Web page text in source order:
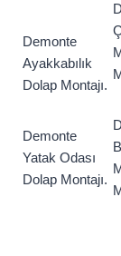
Demonte
Ayakkabılık
Dolap Montajı.
Demonte
Yatak Odası
Dolap Montajı.